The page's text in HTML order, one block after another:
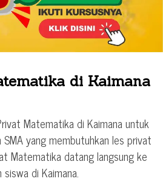
di Kaimana
Matematika di Kaimana untuk
SMA yang membutuhkan les privat
Matematika datang langsung ke
siswa di Kaimana.